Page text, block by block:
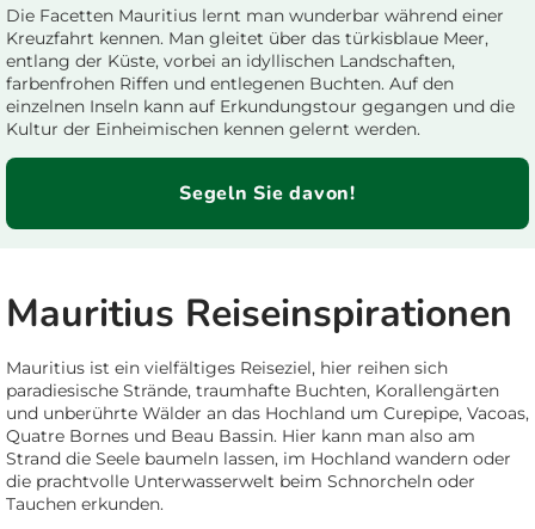
Die Facetten Mauritius lernt man wunderbar während einer
Kreuzfahrt kennen. Man gleitet über das türkisblaue Meer,
entlang der Küste, vorbei an idyllischen Landschaften,
farbenfrohen Riffen und entlegenen Buchten. Auf den
einzelnen Inseln kann auf Erkundungstour gegangen und die
Kultur der Einheimischen kennen gelernt werden.
Segeln Sie davon!
Mauritius Reiseinspirationen
Mauritius ist ein vielfältiges Reiseziel, hier reihen sich
paradiesische Strände, traumhafte Buchten, Korallengärten
und unberührte Wälder an das Hochland um Curepipe, Vacoas,
Quatre Bornes und Beau Bassin. Hier kann man also am
Strand die Seele baumeln lassen, im Hochland wandern oder
die prachtvolle Unterwasserwelt beim Schnorcheln oder
Tauchen erkunden.